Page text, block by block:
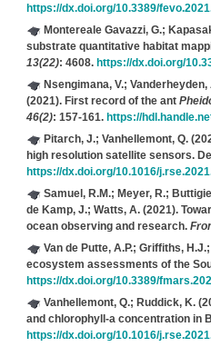
https://dx.doi.org/10.3389/
Montereale Gavazzi, G.;
substrate quantitative habitat
13(22): 4608. https://dx.doi.org/
Nsengimana, V.;
(2021). First record of the ant
46(2): 157-161. https://
Pitarch, J.; Vanhellemont, Q.
high resolution satellite sensors.
https://dx.doi.org/10.1016/
Samuel, R.M.; Meyer, R.;
de Kamp, J.; Watts, A.(2021).
ocean observing and research.
Van de Putte, A.P.; Griffiths,
ecosystem assessments of the
https://dx.doi.org/10.3389/
Vanhellemont, Q.; Ruddick, K.
and chlorophyll-a concentration in
https://dx.doi.org/10.1016/